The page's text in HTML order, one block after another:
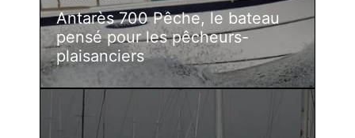
Antarès 700 Pêche, le bateau
pensé pour les pêcheurs-
plaisanciers